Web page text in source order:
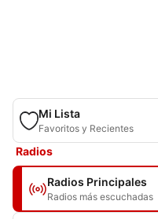
Mi Lista
Favoritos y Recientes
Radios
Radios Principales
Radios más escuchadas